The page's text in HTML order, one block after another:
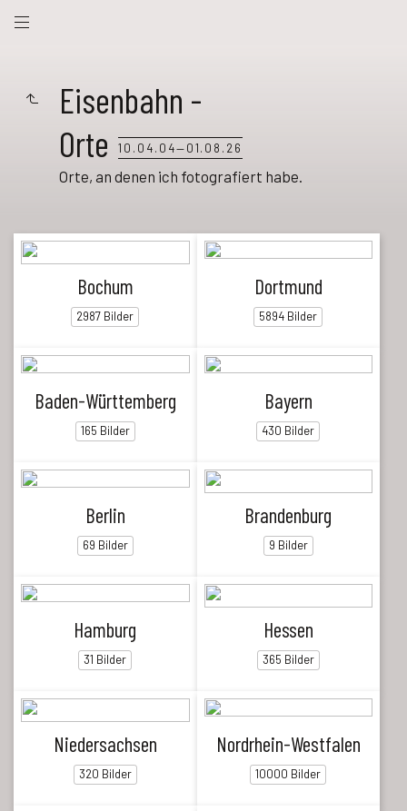
Eisenbahn -
Orte
10.04.04—01.08.26
Orte, an denen ich fotografiert habe.
Bochum
2987 Bilder
Dortmund
5894 Bilder
Baden-Württemberg
165 Bilder
Bayern
430 Bilder
Berlin
69 Bilder
Brandenburg
9 Bilder
Hamburg
31 Bilder
Hessen
365 Bilder
Niedersachsen
320 Bilder
Nordrhein-Westfalen
10000 Bilder